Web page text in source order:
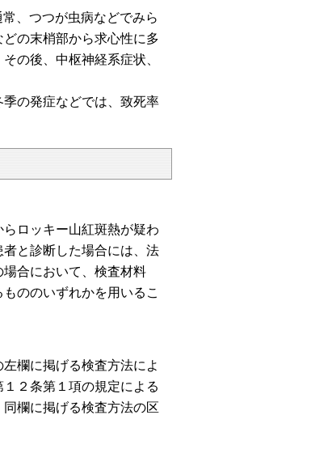
、つつが虫病などでみら
の末梢部から求心性に多
の後、中枢神経系症状、
の発症などでは、致死率
ロッキー山紅斑熱が疑わ
と診断した場合には、法
合において、検査材料
ののいずれかを用いるこ
欄に掲げる検査方法によ
２条第１項の規定による
欄に掲げる検査方法の区